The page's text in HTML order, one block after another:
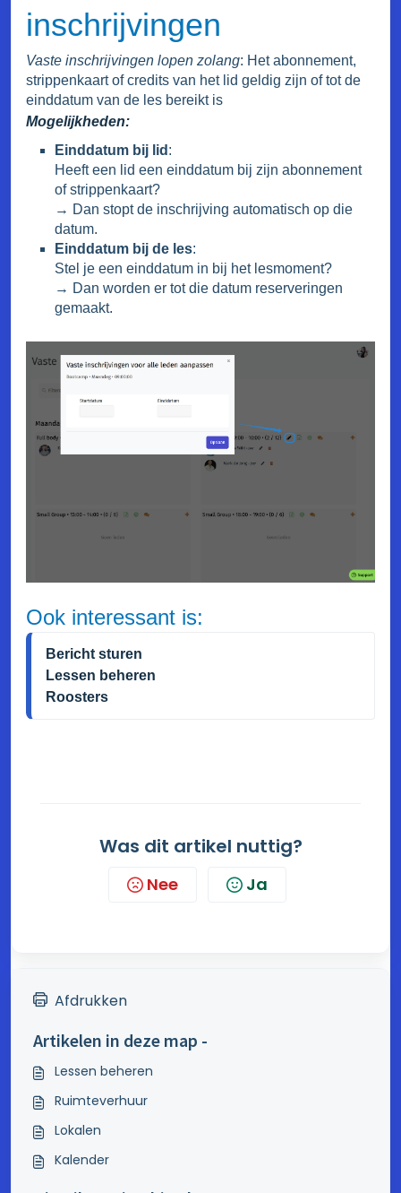
inschrijvingen
Vaste inschrijvingen lopen zolang: Het abonnement,
strippenkaart of credits van het lid geldig zijn of tot de
einddatum van de les bereikt is
Mogelijkheden:
Einddatum bij lid :
Heeft een lid een einddatum bij zijn abonnement
of strippenkaart?
→ Dan stopt de inschrijving automatisch op die
datum.
Einddatum bij de les:
Stel je een einddatum in bij het lesmoment?
→ Dan worden er tot die datum reserveringen
gemaakt.
Ook interessant is:
Bericht sturen
Lessen beheren
Roosters
Was dit artikel nuttig?
Nee Ja
Afdrukken
Artikelen in deze map -
Lessen beheren
Ruimteverhuur
Lokalen
Kalender